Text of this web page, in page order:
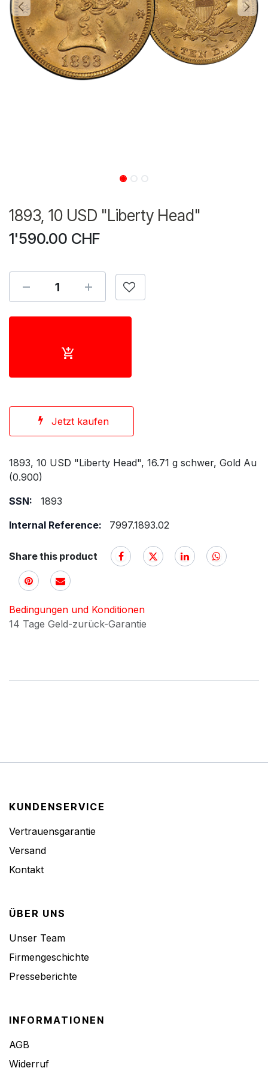
1893, 10 USD "Liberty Head"
1'590.00 CHF
Jetzt kaufen
1893, 10 USD "Liberty Head", 16.71 g schwer, Gold Au
(0.900)
SSN:
1893
Internal Reference:
7997.1893.02
Share this product
Bedingungen und Konditionen
14 Tage Geld-zurück-Garantie
KUNDENSERVICE
Vertrauensgarantie
Versand
Kontakt
ÜBER UNS
Unser Team
Firmengeschichte
Presseberichte
INFORMATIONEN
AGB
Widerruf